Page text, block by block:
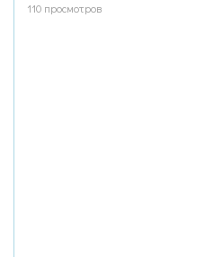
110 просмотров